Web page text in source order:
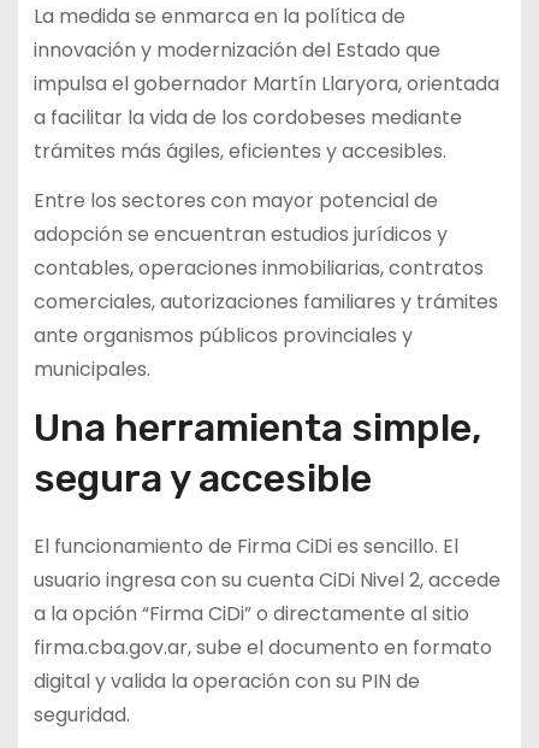
La medida se enmarca en la política de
innovación y modernización del Estado que
impulsa el gobernador Martín Llaryora, orientada
a facilitar la vida de los cordobeses mediante
trámites más ágiles, eficientes y accesibles.
Entre los sectores con mayor potencial de
adopción se encuentran estudios jurídicos y
contables, operaciones inmobiliarias, contratos
comerciales, autorizaciones familiares y trámites
ante organismos públicos provinciales y
municipales.
Una herramienta simple,
segura y accesible
El funcionamiento de Firma CiDi es sencillo. El
usuario ingresa con su cuenta CiDi Nivel 2, accede
a la opción “Firma CiDi” o directamente al sitio
firma.cba.gov.ar, sube el documento en formato
digital y valida la operación con su PIN de
seguridad.